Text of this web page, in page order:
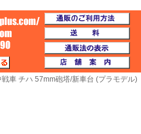
戦車 チハ 57mm砲塔/新車台 (プラモデル)
カートの中を見る